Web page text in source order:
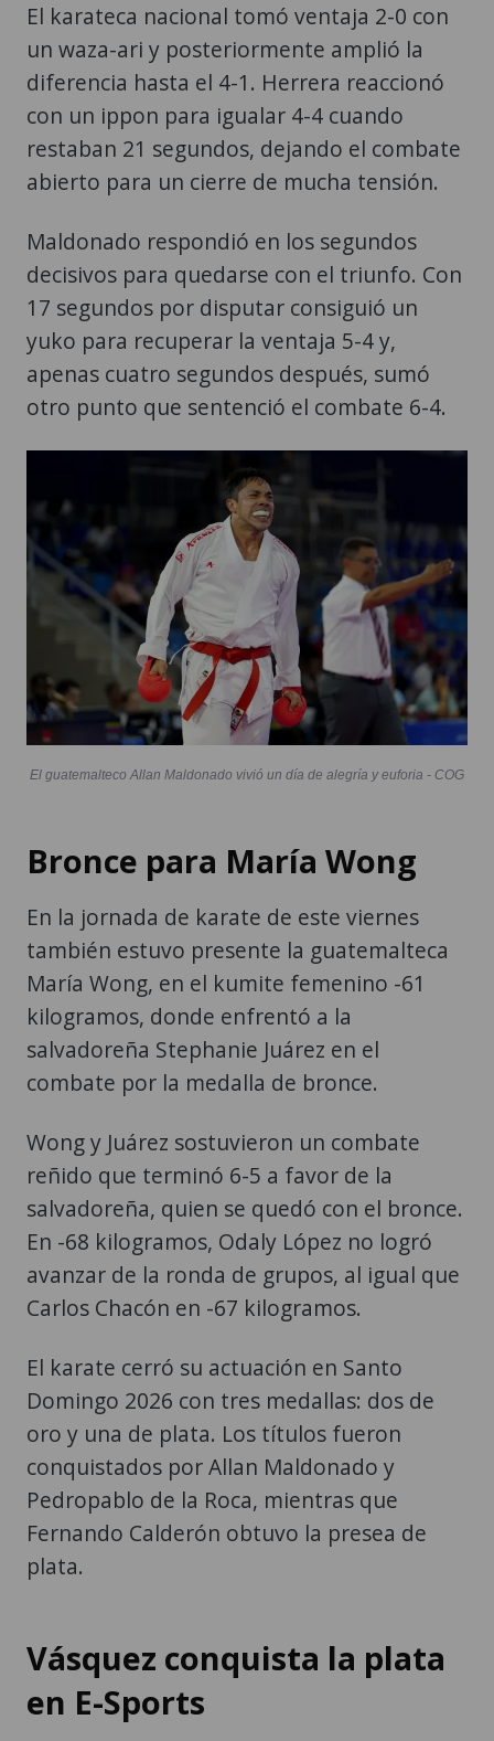
El karateca nacional tomó ventaja 2-0 con
un waza-ari y posteriormente amplió la
diferencia hasta el 4-1. Herrera reaccionó
con un ippon para igualar 4-4 cuando
restaban 21 segundos, dejando el combate
abierto para un cierre de mucha tensión.
Maldonado respondió en los segundos
decisivos para quedarse con el triunfo. Con
17 segundos por disputar consiguió un
yuko para recuperar la ventaja 5-4 y,
apenas cuatro segundos después, sumó
otro punto que sentenció el combate 6-4.
El guatemalteco Allan Maldonado vivió un día de alegría y euforia - COG
Bronce para María Wong
En la jornada de karate de este viernes
también estuvo presente la guatemalteca
María Wong, en el kumite femenino -61
kilogramos, donde enfrentó a la
salvadoreña Stephanie Juárez en el
combate por la medalla de bronce.
Wong y Juárez sostuvieron un combate
reñido que terminó 6-5 a favor de la
salvadoreña, quien se quedó con el bronce.
En -68 kilogramos, Odaly López no logró
avanzar de la ronda de grupos, al igual que
Carlos Chacón en -67 kilogramos.
El karate cerró su actuación en Santo
Domingo 2026 con tres medallas: dos de
oro y una de plata. Los títulos fueron
conquistados por Allan Maldonado y
Pedropablo de la Roca, mientras que
Fernando Calderón obtuvo la presea de
plata.
Vásquez conquista la plata
en E-Sports